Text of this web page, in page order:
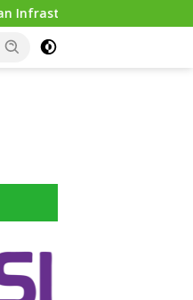
Tingkat Kecamatan